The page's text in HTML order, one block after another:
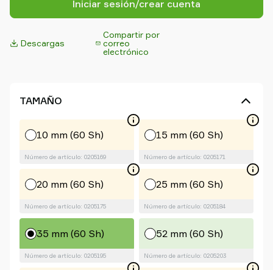
Iniciar sesión/crear cuenta
Descargas
Compartir por
correo
electrónico
TAMAÑO
10 mm (60 Sh)
Número de artículo: 0205169
15 mm (60 Sh)
Número de artículo: 0205171
20 mm (60 Sh)
Número de artículo: 0205175
25 mm (60 Sh)
Número de artículo: 0205184
35 mm (60 Sh)
Número de artículo: 0205195
52 mm (60 Sh)
Número de artículo: 0205203